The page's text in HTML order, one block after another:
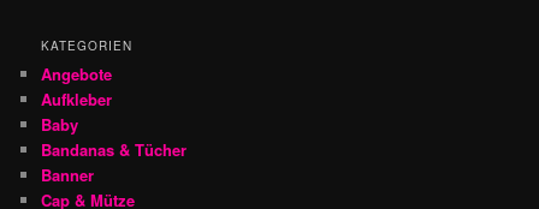
KATEGORIEN
Angebote
Aufkleber
Baby
Bandanas & Tücher
Banner
Cap & Mütze